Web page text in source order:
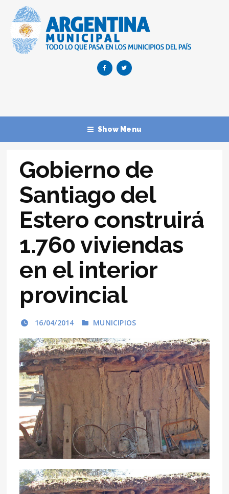
Show Menu
Gobierno de
Santiago del
Estero construirá
1.760 viviendas
en el interior
provincial
16/04/2014 MUNICIPIOS